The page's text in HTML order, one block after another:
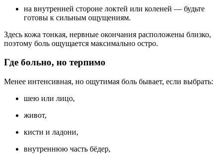
на внутренней стороне локтей или коленей — будьте
готовы к сильным ощущениям.
Здесь кожа тонкая, нервные окончания расположены близко,
поэтому боль ощущается максимально остро.
Где больно, но терпимо
Менее интенсивная, но ощутимая боль бывает, если выбрать:
шею или лицо,
живот,
кисти и ладони,
внутреннюю часть бёдер,